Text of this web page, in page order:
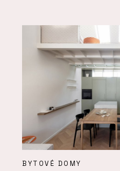
BYTOVÉ DOMY